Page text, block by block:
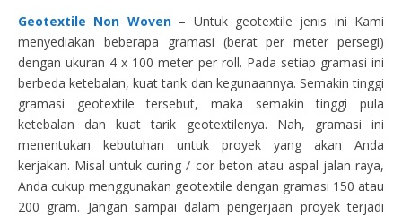
Geotextile Non Woven– Untuk geotextile jenis ini Kami
menyediakan beberapa gramasi (berat per meter persegi)
dengan ukuran 4 x 100 meter per roll. Pada setiap gramasi ini
berbeda ketebalan, kuat tarik dan kegunaannya. Semakin tinggi
gramasi geotextile tersebut, maka semakin tinggi pula
ketebalan dan kuat tarik geotextilenya. Nah, gramasi ini
menentukan kebutuhan untuk proyek yang akan Anda
kerjakan. Misal untuk curing / cor beton atau aspal jalan raya,
Anda cukup menggunakan geotextile dengan gramasi 150 atau
200 gram. Jangan sampai dalam pengerjaan proyek terjadi